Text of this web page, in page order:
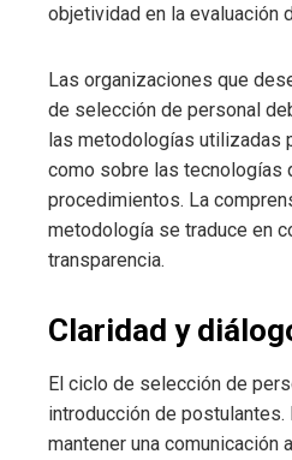
objetividad en la evaluación
Las organizaciones que
de selección de personal
las metodologías utilizadas
como sobre las tecnologías
procedimientos. La
metodología se traduce en
transparencia.
Claridad y
El ciclo de selección de
introducción de postulantes.
mantener una comunicación